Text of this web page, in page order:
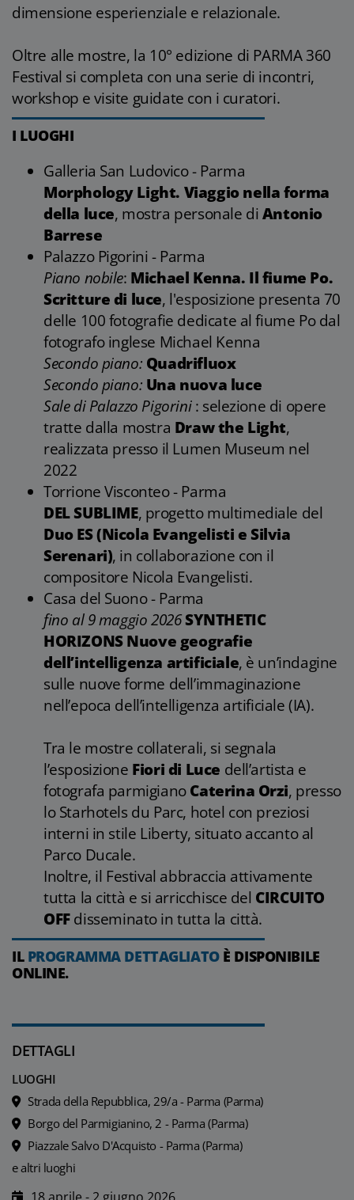
dimensione esperienziale e relazionale.
Oltre alle mostre, la 10° edizione di PARMA 360
Festival si completa con una serie di incontri,
workshop e visite guidate con i curatori.
I LUOGHI
Galleria San Ludovico - Parma
Morphology Light. Viaggio nella forma
della luce, mostra personale diAntonio
Barrese
Palazzo Pigorini - Parma
Piano nobile: Michael Kenna. Il fiume Po.
Scritture di luce, l'esposizione presenta 70
delle 100 fotografie dedicate al fiume Po dal
fotografo inglese Michael Kenna
Secondo piano: Quadrifluox
Secondo piano: Una nuova luce
Sale di Palazzo Pigorini: selezione di opere
tratte dalla mostra Draw the Light,
realizzata presso il Lumen Museum nel
2022
Torrione Visconteo - Parma
DEL SUBLIME, progetto multimediale del
Duo ES (Nicola Evangelisti e Silvia
Serenari), in collaborazione con il
compositore Nicola Evangelisti.
Casa del Suono - Parma
fino al 9 maggio 2026SYNTHETIC
HORIZONS Nuove geografie
dell’intelligenza artificiale, è un’indagine
sulle nuove forme dell’immaginazione
nell’epoca dell’intelligenza artificiale (IA).
Tra le mostre collaterali, si segnala
l’esposizione Fiori di Luce dell’artista e
fotografa parmigianoCaterina Orzi, presso
lo Starhotels du Parc, hotel con preziosi
interni in stile Liberty, situato accanto al
Parco Ducale.
Inoltre, il Festival abbraccia attivamente
tutta la città e si arricchisce del CIRCUITO
OFFdisseminato in tutta la città.
IL PROGRAMMA DETTAGLIATOÈ DISPONIBILE
ONLINE.
DETTAGLI
LUOGHI
Strada della Repubblica, 29/a - Parma (Parma)
Borgo del Parmigianino, 2 - Parma (Parma)
Piazzale Salvo D'Acquisto - Parma (Parma)
e altri luoghi